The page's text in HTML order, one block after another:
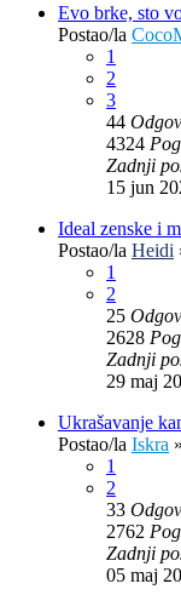
Evo brke, sto
Postao/la
1
2
3
44
4324
Zadnji
15 jun
Ideal zenske i
Postao/la Heidi
1
2
25
2628
Zadnji
29 maj
Ukrašavanje
Postao/la Iskra »
1
2
33
2762
Zadnji
05 maj